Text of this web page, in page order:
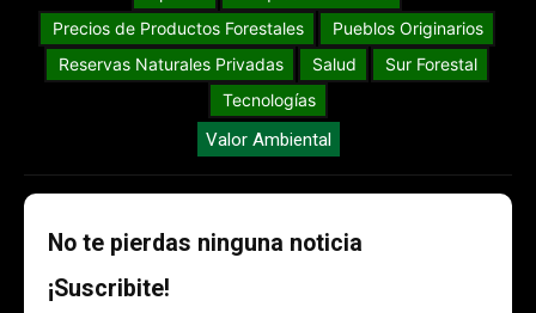
Precios de Productos Forestales
Pueblos Originarios
Reservas Naturales Privadas
Salud
Sur Forestal
Tecnologías
Valor Ambiental
No te pierdas ninguna noticia
¡Suscribite!